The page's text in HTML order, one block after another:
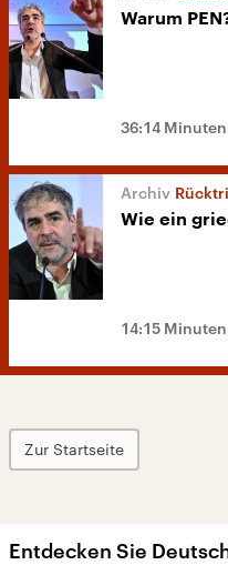
Warum
36:14 Minuten
Wie ein
14:15 Minuten
Zur Startseite
Entdecken Sie